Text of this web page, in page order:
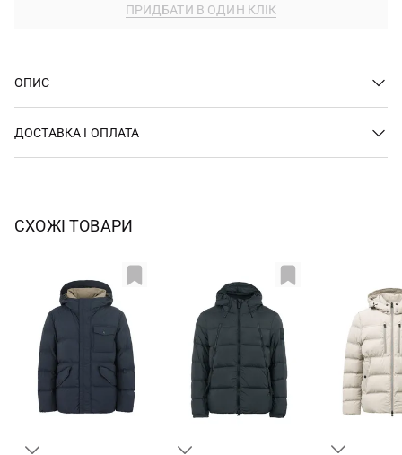
ПРИДБАТИ В ОДИН КЛІК
ОПИС
ДОСТАВКА І ОПЛАТА
СХОЖІ ТОВАРИ